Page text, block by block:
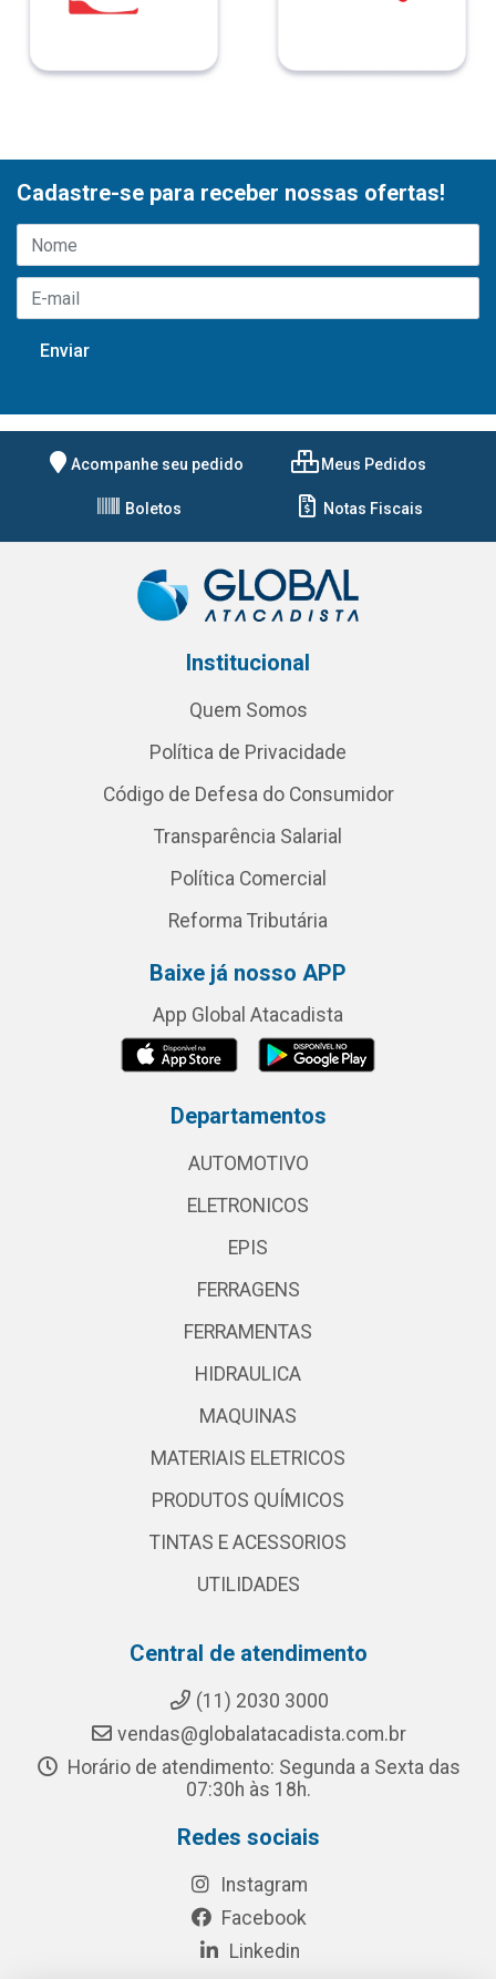
Cadastre-se para receber nossas ofertas!
Acompanhe seu pedido Meus Pedidos
Boletos Notas Fiscais
Institucional
Quem Somos
Política de Privacidade
Código de Defesa do Consumidor
Transparência Salarial
Política Comercial
Reforma Tributária
Baixe já nosso APP
App Global Atacadista
Departamentos
AUTOMOTIVO
ELETRONICOS
EPIS
FERRAGENS
FERRAMENTAS
HIDRAULICA
MAQUINAS
MATERIAIS ELETRICOS
PRODUTOS QUÍMICOS
TINTAS E ACESSORIOS
UTILIDADES
Central de atendimento
(11) 2030 3000
vendas@globalatacadista.com.br
Horário de atendimento: Segunda a Sexta das
07:30h às 18h.
Redes sociais
Instagram
Facebook
Linkedin